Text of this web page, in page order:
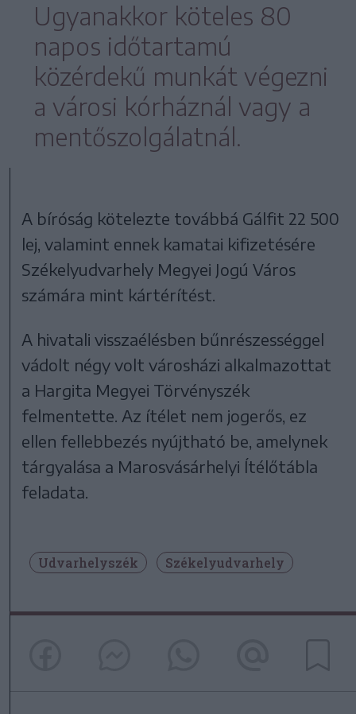
Ugyanakkor köteles 80
napos időtartamú
közérdekű munkát végezni
a városi kórháznál vagy a
mentőszolgálatnál.
A bíróság kötelezte továbbá Gálfit 22 500
lej, valamint ennek kamatai kifizetésére
Székelyudvarhely Megyei Jogú Város
számára mint kártérítést.
A hivatali visszaélésben bűnrészességgel
vádolt négy volt városházi alkalmazottat
a Hargita Megyei Törvényszék
felmentette. Az ítélet nem jogerős, ez
ellen fellebbezés nyújtható be, amelynek
tárgyalása a Marosvásárhelyi Ítélőtábla
feladata.
Udvarhelyszék Székelyudvarhely